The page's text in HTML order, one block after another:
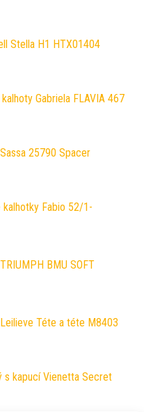
Stella H1 HTX01404
Gabriela FLAVIA 467
25790 Spacer
Fabio 52/1-
BMU SOFT
Téte a téte M8403
s kapucí Vienetta Secret